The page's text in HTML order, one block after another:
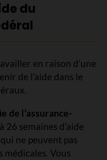
du
en raison d’une
de l’aide dans le
de l’assurance-
26 semaines d’aide
ne peuvent pas
Vous